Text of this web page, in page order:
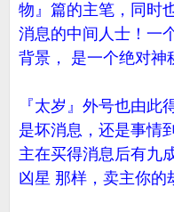
物』篇的主笔，同时
消息的中间人士！一
背景， 是一个绝对神
『太岁』外号也由此
是坏消息，还是事情
主在买得消息后有九
凶星 那样，卖主你的